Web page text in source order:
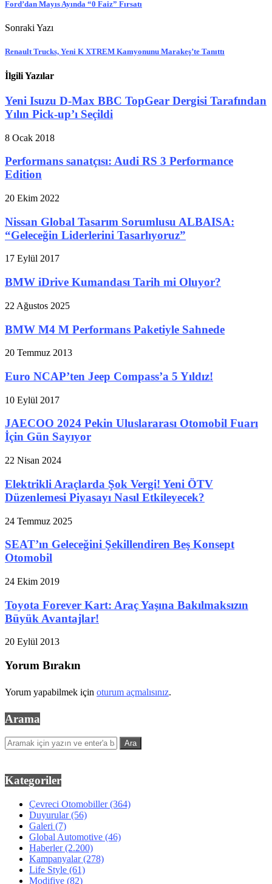
Ford’dan Mayıs Ayında “0 Faiz” Fırsatı
Sonraki Yazı
Renault Trucks, Yeni K XTREM Kamyonunu Marakeş’te Tanıttı
İlgili Yazılar
Yeni Isuzu D-Max BBC TopGear Dergisi Tarafından
Yılın Pick-up’ı Seçildi
8 Ocak 2018
Performans sanatçısı: Audi RS 3 Performance
Edition
20 Ekim 2022
Nissan Global Tasarım Sorumlusu ALBAISA:
“Geleceğin Liderlerini Tasarlıyoruz”
17 Eylül 2017
BMW iDrive Kumandası Tarih mi Oluyor?
22 Ağustos 2025
BMW M4 M Performans Paketiyle Sahnede
20 Temmuz 2013
Euro NCAP’ten Jeep Compass’a 5 Yıldız!
10 Eylül 2017
JAECOO 2024 Pekin Uluslararası Otomobil Fuarı
İçin Gün Sayıyor
22 Nisan 2024
Elektrikli Araçlarda Şok Vergi! Yeni ÖTV
Düzenlemesi Piyasayı Nasıl Etkileyecek?
24 Temmuz 2025
SEAT’ın Geleceğini Şekillendiren Beş Konsept
Otomobil
24 Ekim 2019
Toyota Forever Kart: Araç Yaşına Bakılmaksızın
Büyük Avantajlar!
20 Eylül 2013
Yorum Bırakın
Yorum yapabilmek için oturum açmalısınız.
Arama
Kategoriler
Çevreci Otomobiller(364)
Duyurular(56)
Galeri (7)
Global Automotive (46)
Haberler(2.200)
Kampanyalar(278)
Life Style (61)
Modifiye (82)